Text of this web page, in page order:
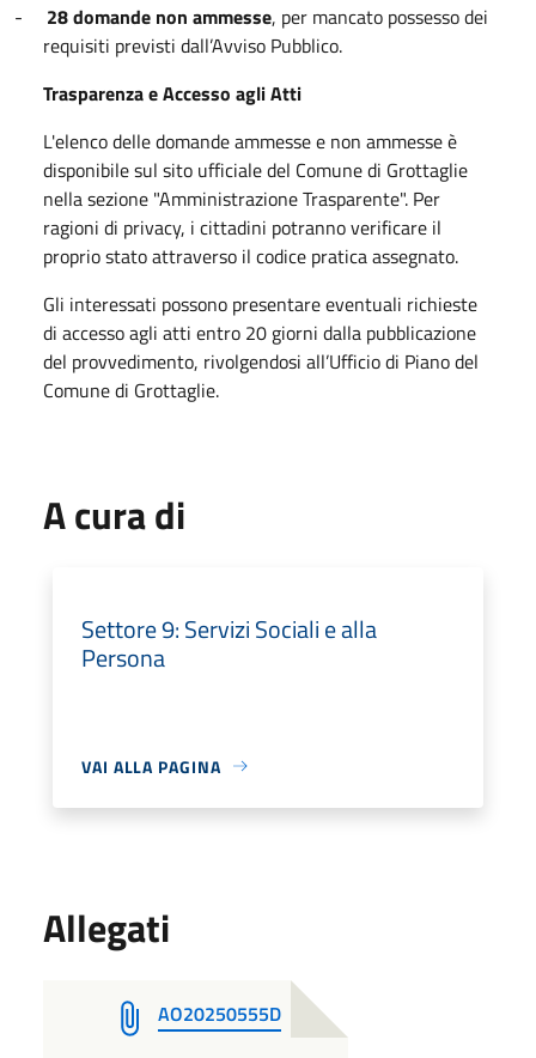
-
28 domande non ammesse, per mancato possesso dei
requisiti previsti dall’Avviso Pubblico.
Trasparenza e Accesso agli Atti
L'elenco delle domande ammesse e non ammesse è
disponibile sul sito ufficiale del Comune di Grottaglie
nella sezione "Amministrazione Trasparente". Per
ragioni di privacy, i cittadini potranno verificare il
proprio stato attraverso il codice pratica assegnato.
Gli interessati possono presentare eventuali richieste
di accesso agli atti entro 20 giorni dalla pubblicazione
del provvedimento, rivolgendosi all’Ufficio di Piano del
Comune di Grottaglie.
A cura di
Settore 9: Servizi Sociali e alla
Persona
VAI ALLA PAGINA
Allegati
AO20250555D